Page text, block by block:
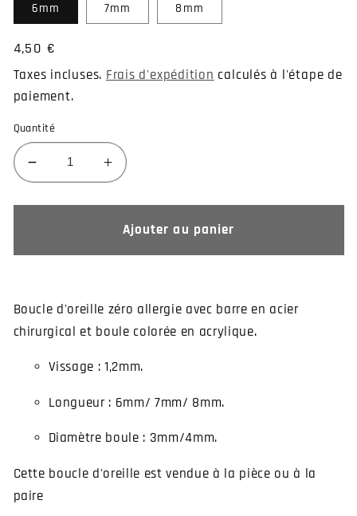
6mm 7mm 8mm
Prix
habituel
4,50 €
Taxes incluses. Frais d'expédition calculés à l'étape de
paiement.
Quantité
Réduire
la
quantité
et
boule
Augmenter
la
quantité
de
et
boule
Ajouter au panier
Boucle d'oreille zéro allergie avec barre en acier
chirurgical et boule colorée en acrylique.
Vissage : 1,2mm.
Longueur : 6mm/ 7mm/ 8mm.
Diamètre boule : 3mm/4mm.
Cette boucle d'oreille est vendue à la pièce ou à la
paire